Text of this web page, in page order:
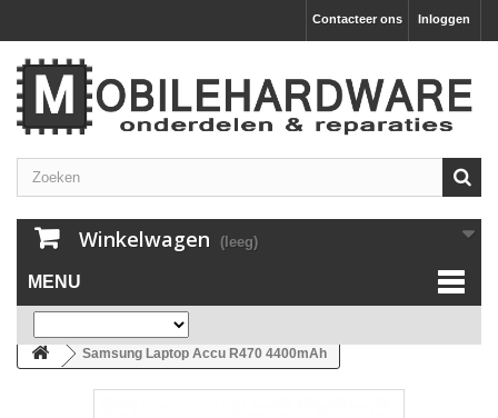
Inloggen
Contacteer ons
Winkelwagen (leeg)
MENU
Samsung Laptop Accu R470 4400mAh